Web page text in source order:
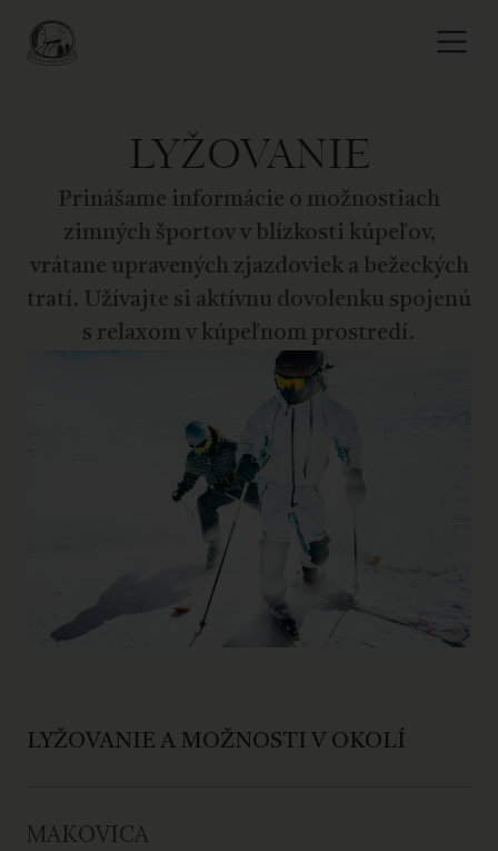
LYŽOVANIE
Prinášame informácie o možnostiach
zimných športov v blízkosti kúpeľov,
vrátane upravených zjazdoviek a bežeckých
tratí. Užívajte si aktívnu dovolenku spojenú
s relaxom v kúpeľnom prostredí.
LYŽOVANIE A MOŽNOSTI V OKOLÍ
MAKOVICA